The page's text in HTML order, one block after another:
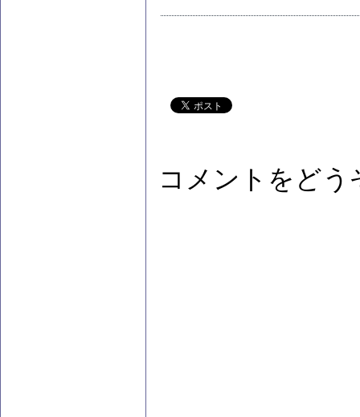
コメントをどう